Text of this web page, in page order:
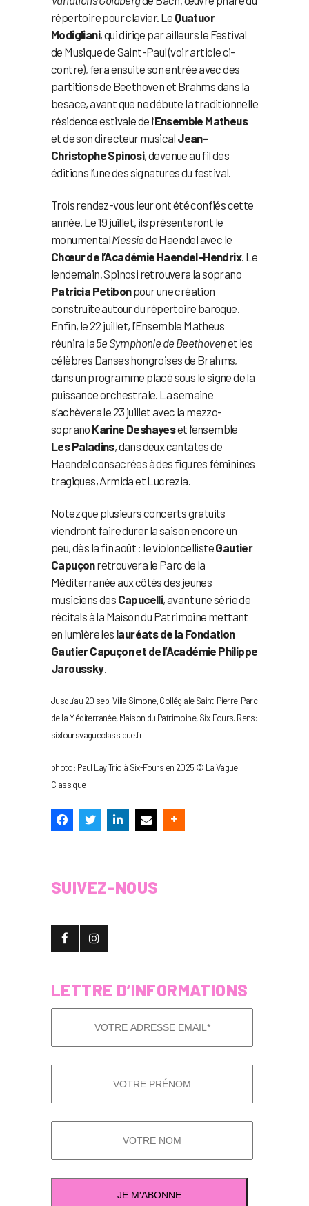
répertoire pour clavier. Le Quatuor
Modigliani, qui dirige par ailleurs le Festival
de Musique de Saint-Paul (voir article ci-
contre), fera ensuite son entrée avec des
partitions de Beethoven et Brahms dans la
besace, avant que ne débute la traditionnelle
résidence estivale de l’Ensemble Matheus
et de son directeur musical Jean-
Christophe Spinosi, devenue au fil des
éditions l’une des signatures du festival.
Trois rendez-vous leur ont été confiés cette
année. Le 19 juillet, ils présenteront le
monumentalMessiede Haendel avec le
Chœur de l’Académie Haendel-Hendrix. Le
lendemain, Spinosi retrouvera la soprano
Patricia Petibonpour une création
construite autour du répertoire baroque.
Enfin, le 22 juillet, l’Ensemble Matheus
réunira la5e Symphonie de Beethovenet les
célèbres Danses hongroises de Brahms,
dans un programme placé sous le signe de la
puissance orchestrale. La semaine
s’achèvera le 23 juillet avec la mezzo-
soprano Karine Deshayeset l’ensemble
Les Paladins, dans deux cantates de
Haendel consacrées à des figures féminines
tragiques, Armida et Lucrezia.
Notez que plusieurs concerts gratuits
viendront faire durer la saison encore un
peu, dès la fin août : le violoncellisteGautier
Capuçonretrouvera le Parc de la
Méditerranée aux côtés des jeunes
musiciens des Capucelli, avant une série de
récitals à la Maison du Patrimoine mettant
en lumière les lauréats de la Fondation
Gautier Capuçon et de l’Académie Philippe
Jaroussky.
Jusqu’au 20 sep, Villa Simone, Collégiale Saint-Pierre, Parc
de la Méditerranée, Maison du Patrimoine, Six-Fours. Rens:
sixfoursvagueclassique.fr
photo : Paul Lay Trio à Six-Fours en 2025 © La Vague
Classique
SUIVEZ-NOUS
LETTRE D’INFORMATIONS